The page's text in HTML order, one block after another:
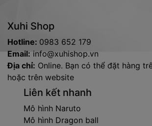
Xuhi Shop
Hotline: 0983 652 179
Email: info@xuhishop.vn
Địa chỉ: Online. Bạn có thể đặt hàng
hoặc trên website
Liên kết nhanh
Mô hình Naruto
Mô hình Dragon ball